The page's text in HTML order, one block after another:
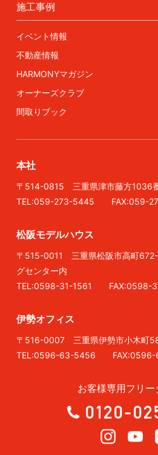
施工事例
イベント情報
不動産情報
HARMONYマガジン
オーナーズクラブ
間取りブック
本社
〒514-0815 三重県津市藤方1036
TEL:059-273-5445 FAX:059-
松阪モデルハウス
〒515-0011 三重県松阪市高町
グセンター内
TEL:0598-31-1561 FAX:0598-
伊勢オフィス
〒516-0007 三重県伊勢市小木町
TEL:0596-63-5456 FAX:0596-
お客様専用フリー
0120-